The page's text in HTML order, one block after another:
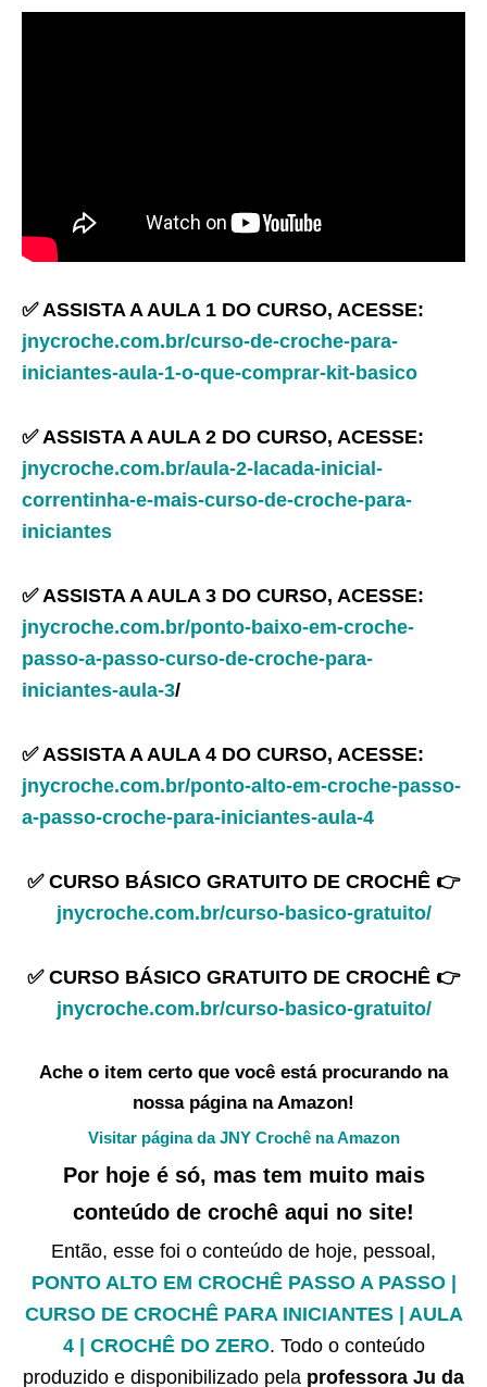
✅ ASSISTA A AULA 1 DO CURSO, ACESSE:
jnycroche.com.br/curso-de-croche-para-
iniciantes-aula-1-o-que-comprar-kit-basico
✅ ASSISTA A AULA 2 DO CURSO, ACESSE:
jnycroche.com.br/aula-2-lacada-inicial-
correntinha-e-mais-curso-de-croche-para-
iniciantes
✅ ASSISTA A AULA 3 DO CURSO, ACESSE:
jnycroche.com.br/ponto-baixo-em-croche-
passo-a-passo-curso-de-croche-para-
iniciantes-aula-3/
✅ ASSISTA A AULA 4 DO CURSO, ACESSE:
jnycroche.com.br/ponto-alto-em-croche-passo-
a-passo-croche-para-iniciantes-aula-4
✅ CURSO BÁSICO GRATUITO DE CROCHÊ 👉
jnycroche.com.br/curso-basico-gratuito/
✅ CURSO BÁSICO GRATUITO DE CROCHÊ 👉
jnycroche.com.br/curso-basico-gratuito/
Ache o item certo que você está procurando na
nossa página na Amazon!
Visitar página da JNY Crochê na Amazon
Por hoje é só, mas tem muito mais
conteúdo de crochê aqui no site!
Então, esse foi o conteúdo de hoje, pessoal,
PONTO ALTO EM CROCHÊ PASSO A PASSO |
CURSO DE CROCHÊ PARA INICIANTES | AULA
4 | CROCHÊ DO ZERO. Todo o conteúdo
produzido e disponibilizado pela professora Ju da